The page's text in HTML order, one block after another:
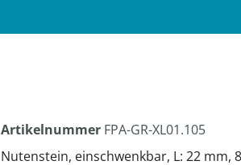
Artikelnummer FPA-GR-XL01.105
Nutenstein, einschwenkbar, L: 22 mm,